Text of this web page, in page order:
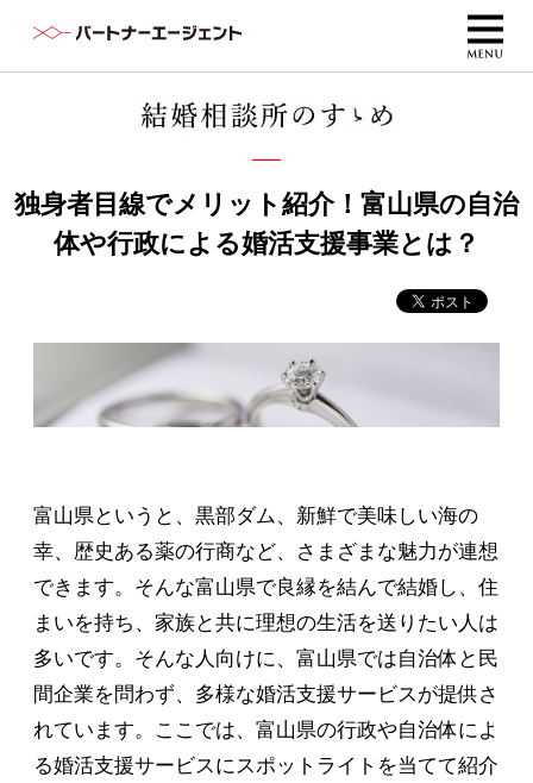
独身者目線でメリット紹介！富山県の自治
体や行政による婚活支援事業とは？
富山県というと、黒部ダム、新鮮で美味しい海の
幸、歴史ある薬の行商など、さまざまな魅力が連想
できます。そんな富山県で良縁を結んで結婚し、住
まいを持ち、家族と共に理想の生活を送りたい人は
多いです。そんな人向けに、富山県では自治体と民
間企業を問わず、多様な婚活支援サービスが提供さ
れています。ここでは、富山県の行政や自治体によ
る婚活支援サービスにスポットライトを当てて紹介